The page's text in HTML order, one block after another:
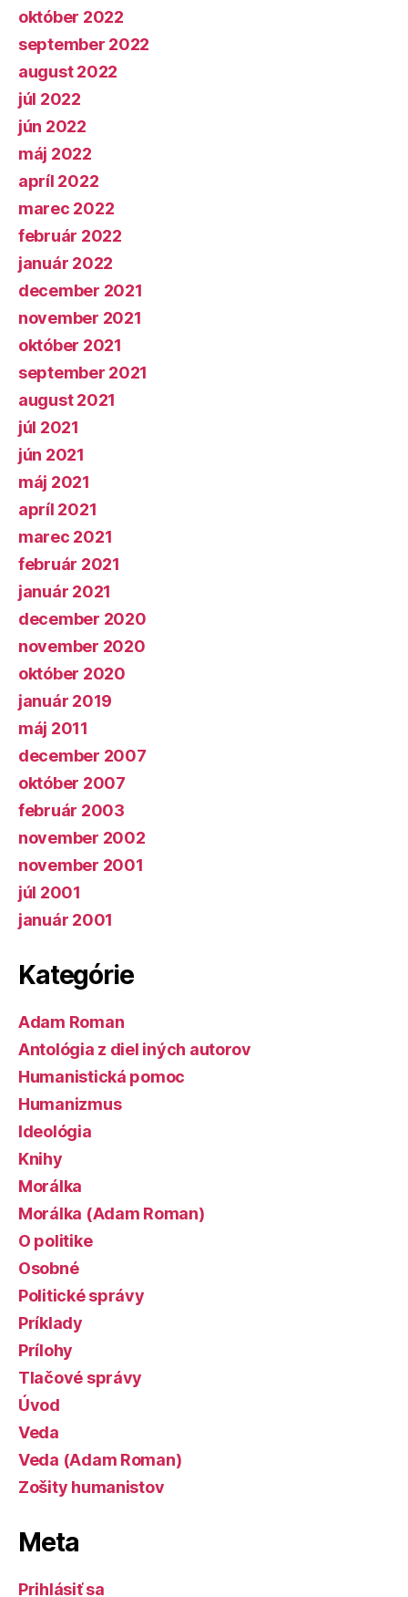
október 2022
september 2022
august 2022
júl 2022
jún 2022
máj 2022
apríl 2022
marec 2022
február 2022
január 2022
december 2021
november 2021
október 2021
september 2021
august 2021
júl 2021
jún 2021
máj 2021
apríl 2021
marec 2021
február 2021
január 2021
december 2020
november 2020
október 2020
január 2019
máj 2011
december 2007
október 2007
február 2003
november 2002
november 2001
júl 2001
január 2001
Kategórie
Adam Roman
Antológia z diel iných autorov
Humanistická pomoc
Humanizmus
Ideológia
Knihy
Morálka
Morálka (Adam Roman)
O politike
Osobné
Politické správy
Príklady
Prílohy
Tlačové správy
Úvod
Veda
Veda (Adam Roman)
Zošity humanistov
Meta
Prihlásiť sa